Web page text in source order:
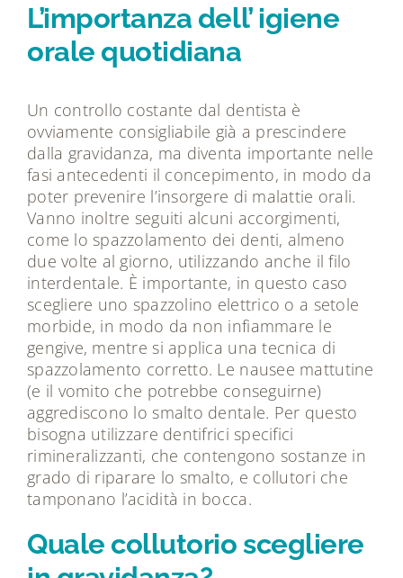
L’importanza dell’ igiene
orale quotidiana
Un controllo costante dal dentista è
ovviamente consigliabile già a prescindere
dalla gravidanza, ma diventa importante nelle
fasi antecedenti il concepimento, in modo da
poter prevenire l’insorgere di malattie orali.
Vanno inoltre seguiti alcuni accorgimenti,
come lo spazzolamento dei denti, almeno
due volte al giorno, utilizzando anche il filo
interdentale. È importante, in questo caso
scegliere uno spazzolino elettrico o a setole
morbide, in modo da non infiammare le
gengive, mentre si applica una tecnica di
spazzolamento corretto. Le nausee mattutine
(e il vomito che potrebbe conseguirne)
aggrediscono lo smalto dentale. Per questo
bisogna utilizzare dentifrici specifici
rimineralizzanti, che contengono sostanze in
grado di riparare lo smalto, e collutori che
tamponano l’acidità in bocca.
Quale collutorio scegliere